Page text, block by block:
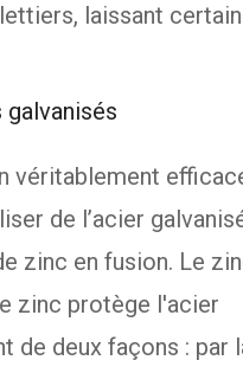
laissant
véritablement
de l’acier
zinc en fusion. Le
zinc protège l'acier
de deux façons : par